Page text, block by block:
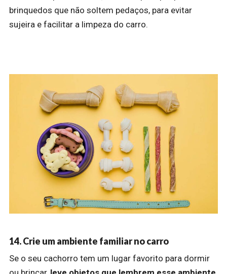
brinquedos que não soltem pedaços, para evitar
sujeira e facilitar a limpeza do carro.
14. Crie um ambiente familiar no carro
Se o seu cachorro tem um lugar favorito para dormir